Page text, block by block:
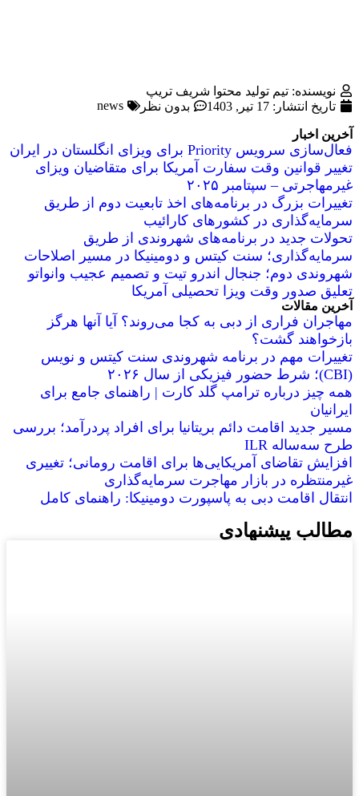
نویسنده: تیم تولید محتوا شریف تریپ
تاریخ انتشار: 17 تیر, 1403 بدون نظر news
آخرین اخبار
فعال‌سازی سرویس Priority برای ویزای انگلستان در ایران
تغییر قوانین وقت سفارت آمریکا برای متقاضیان ویزای
غیرمهاجرتی – سپتامبر ۲۰۲۵
تغییرات بزرگ در برنامه‌های اخذ تابعیت دوم از طریق
سرمایه‌گذاری در کشورهای کارائیب
تحولات جدید در برنامه‌های شهروندی از طریق
سرمایه‌گذاری؛ سنت کیتس و دومینیکا در مسیر اصلاحات
شهروندی دوم؛ جنجال اندرو تیت و تصمیم عجیب وانواتو
تعلیق صدور وقت ویزا تحصیلی آمریکا
آخرین مقالات
مهاجران فراری از دبی به کجا می‌روند؟ آیا آنها هرگز
بازخواهند گشت؟
تغییرات مهم در برنامه شهروندی سنت کیتس و نویس
(CBI)؛ شرط حضور فیزیکی از سال ۲۰۲۶
همه چیز درباره ترامپ گلد کارت | راهنمای جامع برای
ایرانیان
مسیر جدید اقامت دائم بریتانیا برای افراد پردرآمد؛ بررسی
طرح سه‌ساله ILR
افزایش تقاضای آمریکایی‌ها برای اقامت رومانی؛ تغییری
غیرمنتظره در بازار مهاجرت سرمایه‌گذاری
انتقال اقامت دبی به پاسپورت دومینیکا: راهنمای کامل
مطالب پیشنهادی